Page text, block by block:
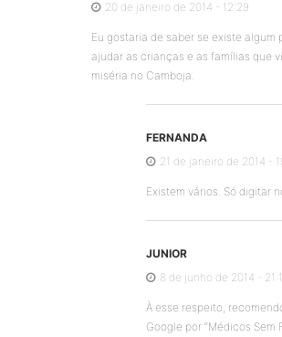
20 de janeiro de 2014 - 12:29
Eu gostaria de saber se existe algum
ajudar as crianças e as famílias que
miséria no Camboja.
FERNANDA
21 de janeiro de 2014 -
Existem vários. Só digitar
JUNIOR
8 de junho de 2014 -
À esse respeito,
Google por “Médicos Sem